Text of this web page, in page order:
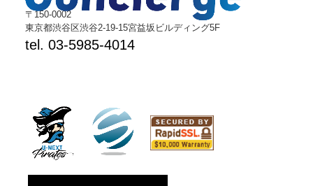
〒150-0002
東京都渋谷区渋谷2-19-15宮益坂ビルディング5F
tel. 03-5985-4014